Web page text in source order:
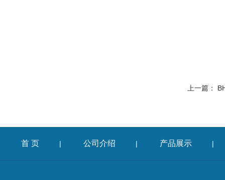
上一篇：
首 页 | 公司介绍 | 产品展示 |